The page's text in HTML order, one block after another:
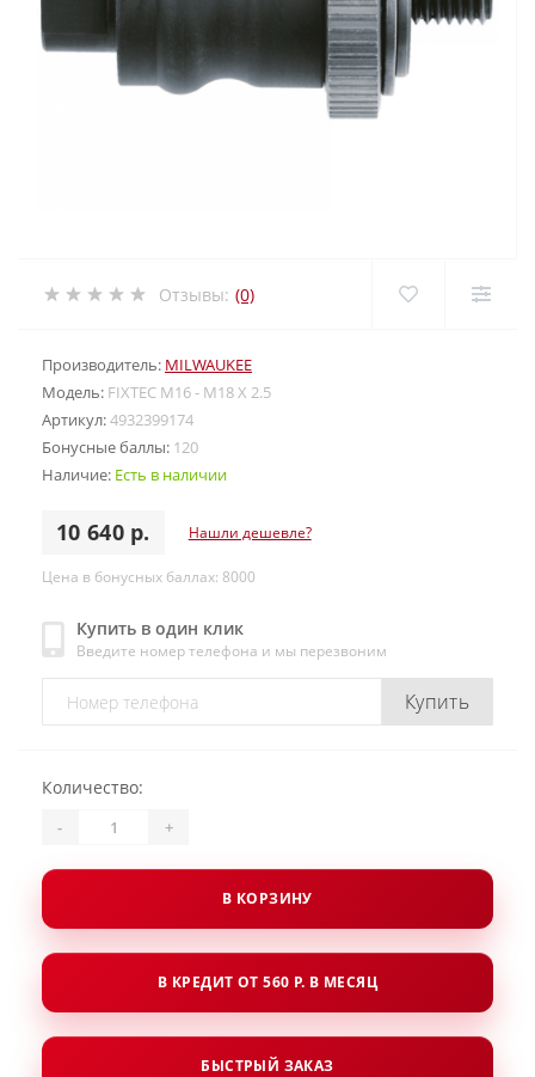
Отзывы: (0)
Производитель: MILWAUKEE
Модель: FIXTEC M16 - M18 X 2.5
Артикул:4932399174
Бонусные баллы: 120
Наличие: Есть в наличии
10 640 р. Нашли дешевле?
Цена в бонусных баллах: 8000
Купить в один клик
Введите номер телефона и мы перезвоним
Купить
Количество:
- +
В КОРЗИНУ
В КРЕДИТ ОТ 560 Р. В МЕСЯЦ
БЫСТРЫЙ ЗАКАЗ